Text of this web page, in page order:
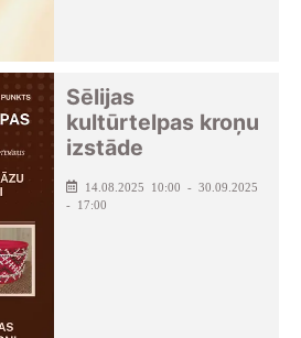
Sēlijas
kultūrtelpas kroņu
izstāde
14.08.2025 10:00 - 30.09.2025
- 17:00